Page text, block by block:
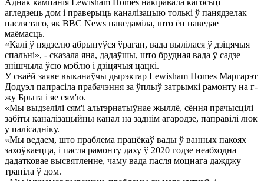
Аднак кампанія Lewisham Homes накіравала кагосьці
агледзець дом і праверыць каналізацыю толькі ў панядзелак
пасля таго, як BBC News паведаміла, што ён наведае
маёмасць.
«Калі ў нядзелю абрынуўся ўраган, вада вылілася ў дзіцячыя
спальні», - сказала яна, дадаўшы, што брудная вада ў садзе
знішчыла ўсю мэблю і дзіцячыя цацкі.
У сваёй заяве выканаўчы дырэктар Lewisham Homes Маргарэт
Додуэл папрасіла прабачэння за ўплыў затрымкі рамонту на г-
жу Брыта і яе сям'ю.
«Мы выдзелілі сям'і альтэрнатыўнае жыллё, сёння прачысцілі
забіты каналізацыйны канал на заднім агародзе, паправілі люк
у палісадніку.
«Мы ведаем, што праблема працёкаў вады ў ванных пакоях
захоўваецца, і пасля рамонту даху ў 2020 годзе неабходна
дадатковае высвятленне, чаму вада пасля моцнага дажджу
трапіла ў дом.